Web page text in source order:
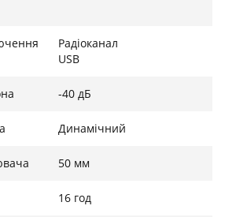
їх зручними для
Вбудований
до 16 годин безперервної
сумісні з ПК та ігровими
Радіоканал
USB
-40 дБ
Динамічний
50 мм
16 год